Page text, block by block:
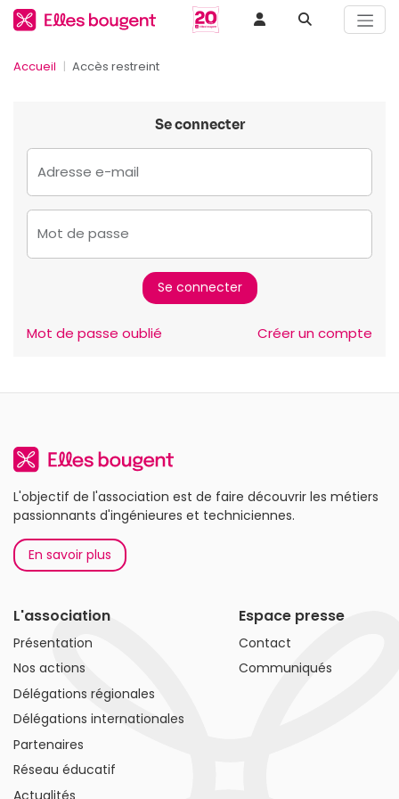
Accueil Accès restreint
Se connecter
Adresse e-mail
Mot de passe
Mot de passe oublié Créer un compte
L'objectif de l'association est de faire découvrir les métiers
passionnants d'ingénieures et techniciennes.
En savoir plus
L'association
Présentation
Nos actions
Délégations régionales
Délégations internationales
Partenaires
Réseau éducatif
Actualités
Espace presse
Contact
Communiqués